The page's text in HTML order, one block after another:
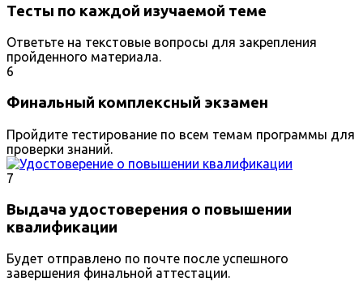
Тесты по каждой изучаемой теме
Ответьте на текстовые вопросы для закрепления
пройденного материала.
6
Финальный комплексный экзамен
Пройдите тестирование по всем темам программы для
проверки знаний.
7
Выдача удостоверения о повышении
квалификации
Будет отправлено по почте после успешного
завершения финальной аттестации.